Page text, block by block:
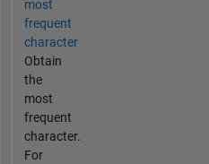
most
frequent
character
Obtain
the
most
frequent
character.
For